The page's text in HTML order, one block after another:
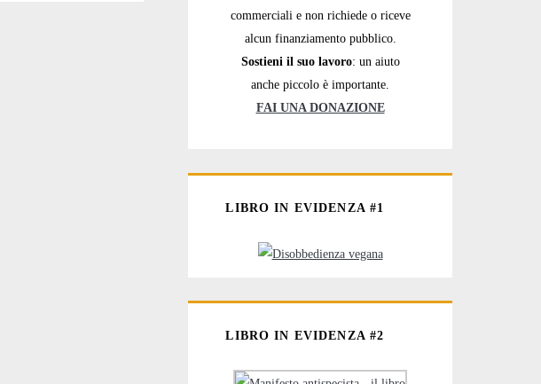
commerciali e non richiede o riceve
alcun finanziamento pubblico.
Sostieni il suo lavoro: un aiuto
anche piccolo è importante.
FAI UNA DONAZIONE
LIBRO IN EVIDENZA #1
LIBRO IN EVIDENZA #2